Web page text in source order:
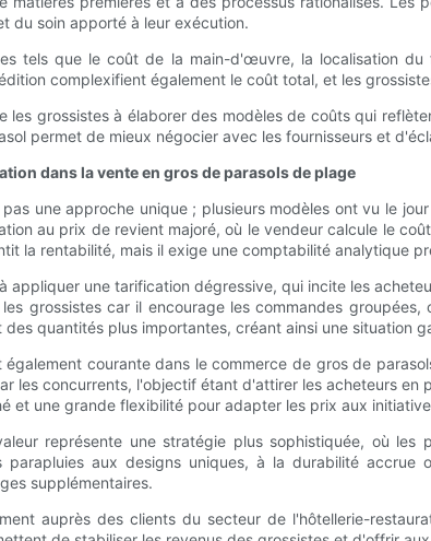
du soin apporté à leur exécution.
tels que le coût de la main-d'œuvre, la localisation
complexifient également le coût total, et les
les grossistes à élaborer des modèles de coûts qui
permet de mieux négocier avec les fournisseurs et
dans la vente en gros de parasols de plage
une approche unique ; plusieurs modèles ont vu le
au prix de revient majoré, où le vendeur calcule le
la rentabilité, mais il exige une comptabilité analytique
appliquer une tarification dégressive, qui incite les
grossistes car il encourage les commandes
des quantités plus importantes, créant ainsi une situation
courante dans le commerce de gros de
les concurrents, l'objectif étant d'attirer les acheteurs
et une grande flexibilité pour adapter les prix aux
représente une stratégie plus sophistiquée, où
parapluies aux designs uniques, à la durabilité
supplémentaires.
auprès des clients du secteur de l'hôtellerie-